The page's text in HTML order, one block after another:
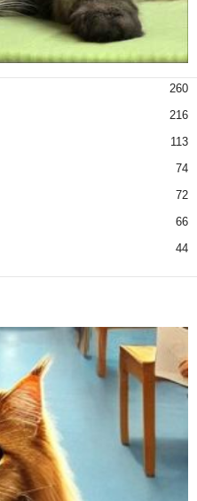
260
216
113
74
72
66
44